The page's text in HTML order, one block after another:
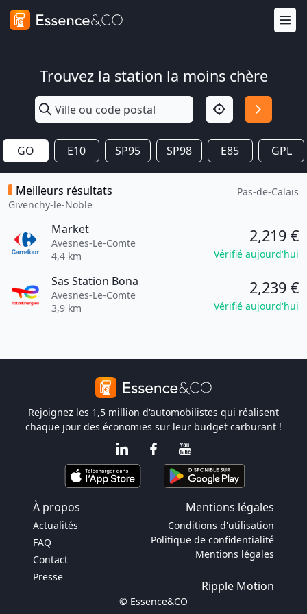
Trouvez la station la moins chère
GO E10 SP95 SP98 E85 GPL
Meilleurs résultats
Givenchy-le-Noble
Pas-de-Calais
Market
Avesnes-Le-Comte
4,4 km
2,219 €
Vérifié aujourd'hui
Sas Station Bona
Avesnes-Le-Comte
3,9 km
2,239 €
Vérifié aujourd'hui
Rejoignez les 1,5 million d'automobilistes qui réalisent
chaque jour des économies sur leur budget carburant !
À propos Mentions légales
Actualités
FAQ
Contact
Presse
Conditions d'utilisation
Politique de confidentialité
Mentions légales
Ripple Motion
© Essence&CO